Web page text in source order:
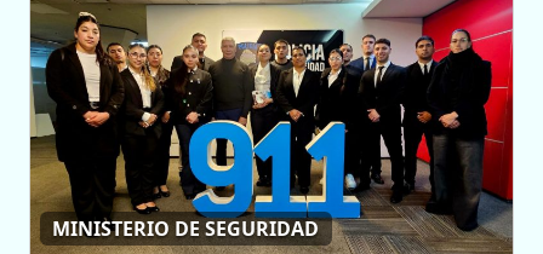
MINISTERIO DE SEGURIDAD